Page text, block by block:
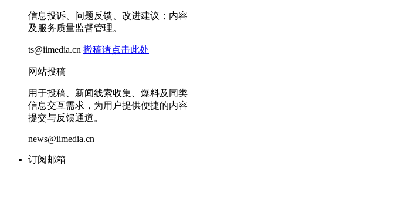
信息投诉、问题反馈、改进建议；内容
及服务质量监督管理。
ts@iimedia.cn 撤稿请点击此处
网站投稿
用于投稿、新闻线索收集、爆料及同类
信息交互需求，为用户提供便捷的内容
提交与反馈通道。
news@iimedia.cn
订阅邮箱